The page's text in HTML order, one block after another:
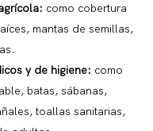
como cobertura
mantas de semillas,
y de higiene: como
batas, sábanas,
toallas sanitarias,